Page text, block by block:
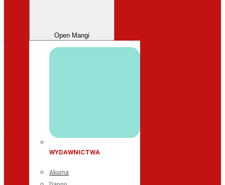
Open Mangi
WYDAWNICTWA
Akuma